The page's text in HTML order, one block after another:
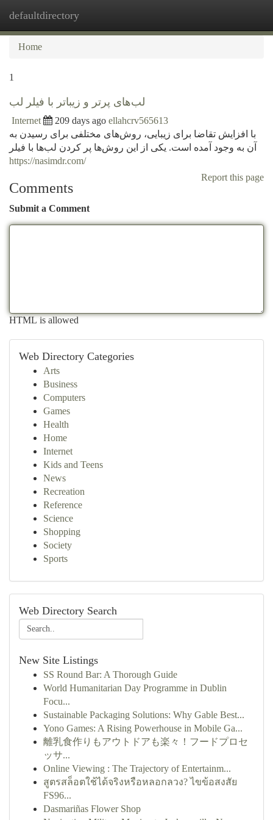
defaultdirectory
Home
1
لب‌های پرتر و زیباتر با فیلر لب
Internet 209 days ago ellahcrv565613
با افزایش تقاضا برای زیبایی، روش‌های مختلفی برای رسیدن به
آن به وجود آمده است. یکی از این روش‌ها پر کردن لب‌ها با فیلر
https://nasimdr.com/
Report this page
Comments
Submit a Comment
HTML is allowed
Web Directory Categories
Arts
Business
Computers
Games
Health
Home
Internet
Kids and Teens
News
Recreation
Reference
Science
Shopping
Society
Sports
Web Directory Search
New Site Listings
SS Round Bar: A Thorough Guide
World Humanitarian Day Programme in Dublin
Focu...
Sustainable Packaging Solutions: Why Gable Best...
Yono Games: A Rising Powerhouse in Mobile Ga...
離乳食作りもアウトドアも楽々！フードプロセ
ッサ...
Online Viewing : The Trajectory of Entertainm...
สูตรสล็อตใช้ได้จริงหรือหลอกลวง? ไขข้อสงสัย
FS96...
Dasmariñas Flower Shop